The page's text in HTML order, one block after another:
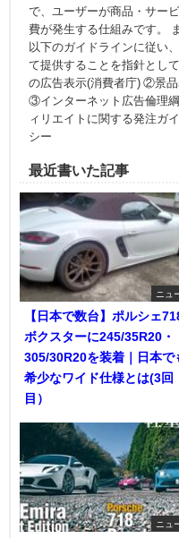
で、ユーザーが商品・サー
費が発生する仕組みです。
以下のガイドラインに従い
て提供することを指針とし
の広告表示(消費者庁) ②景
③インターネット広告倫理
ィリエイトに関する発注ガ
シー
最近書いた記事
ニュ
【日本で数台】ポルシェ
ボクスターに245/35R20・
305/30R20を装着｜日本で
希少なワイド仕様とは(3回
目）
ニュ